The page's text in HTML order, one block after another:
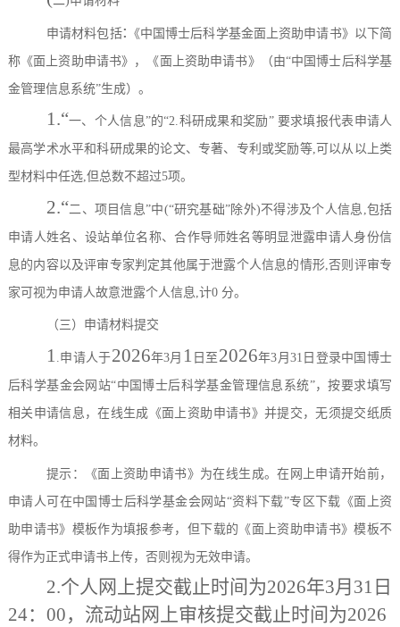
申请材料包括: 《中国博士后科学基金面上资助申请书》以下简
称《面上资助申请书》，《面上资助申请书》（由“中国博士后科学基
金管理信息系统”生成）。
1.“一、个人信息”的“2.科研成果和奖励” 要求填报代表申请人
最高学术水平和科研成果的论文、专著、专利或奖励等, 可以从以上类
型材料中任选,但总数不超过5项。
2.“二、项目信息”中(“研究基础”除外)不得涉及个人信息 包括
申请人姓名、设站单位名称、合作导师姓名等明显泄露申请人身份信
息的内容以及评审专家判定其他属于泄露个人信息的情形 ,否则评审专
家可视为申请人故意泄露个人信息 计0 分。
（三）申请材料提交
1 申请人于2026年3月 1 日 至 2026年3 月 31 日登录中国博士
后科学基金会网站“中国博士后科学基金管理信息系统”，按要求填写
相关申请信息，在线生成《面上资助申请书》并提交，无须提交纸质
材料。
提示：《面上资助申请书》为在线生成。在网上申请开始前，
申请人可在中国博士后科学基金会网站“资料下载”专区下载《面上资
助申请书》模板作为填报参考，但下载的《面上资助申请书》模板不
得作为正式申请书上传，否则视为无效申请。
2.个人网上提交截止时间为2026年3月 31 日
24：00，流动站网上审核提交截止时间为2026